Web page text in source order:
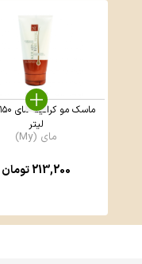
لیتر
مای (My)
213,200تومان